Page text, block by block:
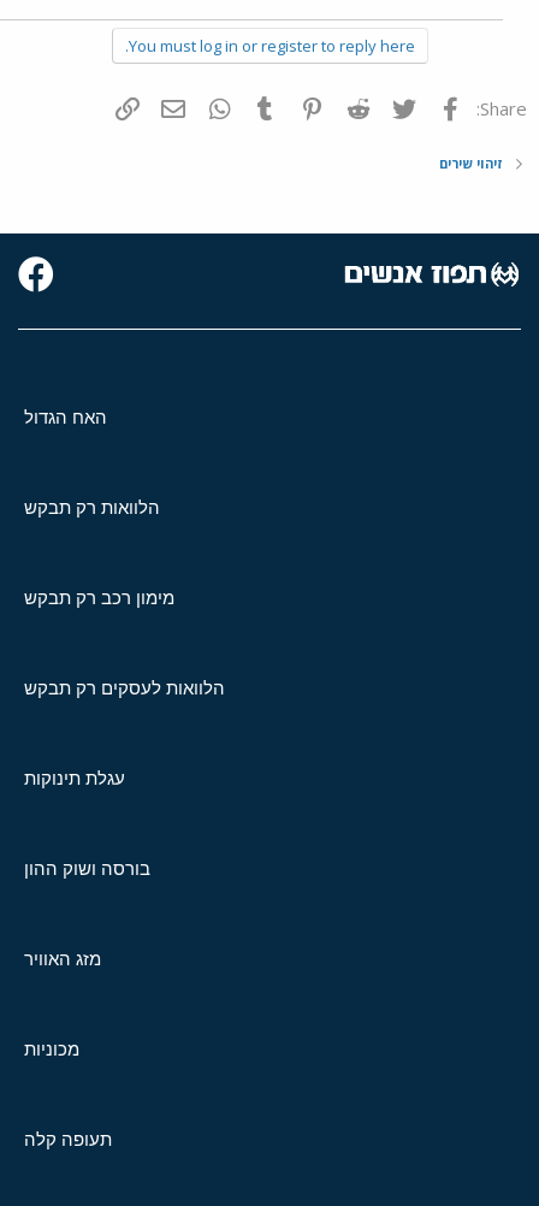
You must log in or register to reply here.
Share: פייסבוק Twitter
Reddit
Pinterest
Tumblr
WhatsAppדואר אלקטרוני
זיהוי שירים
האח הגדול
הלוואות רק תבקש
מימון רכב רק תבקש
הלוואות לעסקים רק תבקש
עגלת תינוקות
בורסה ושוק ההון
מזג האוויר
מכוניות
תעופה קלה